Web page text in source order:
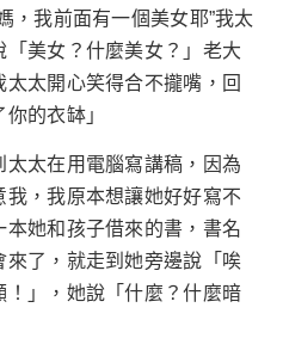
，我前面有一個美女耶”我太
美女？什麼美女？」老大
太開心笑得合不攏嘴，回
的衣缽」
太在用電腦寫講稿，因為
，我原本想讓她好好寫不
她和孩子借來的書，書名
了，就走到她旁邊說「唉
！」，她說「什麼？什麼暗